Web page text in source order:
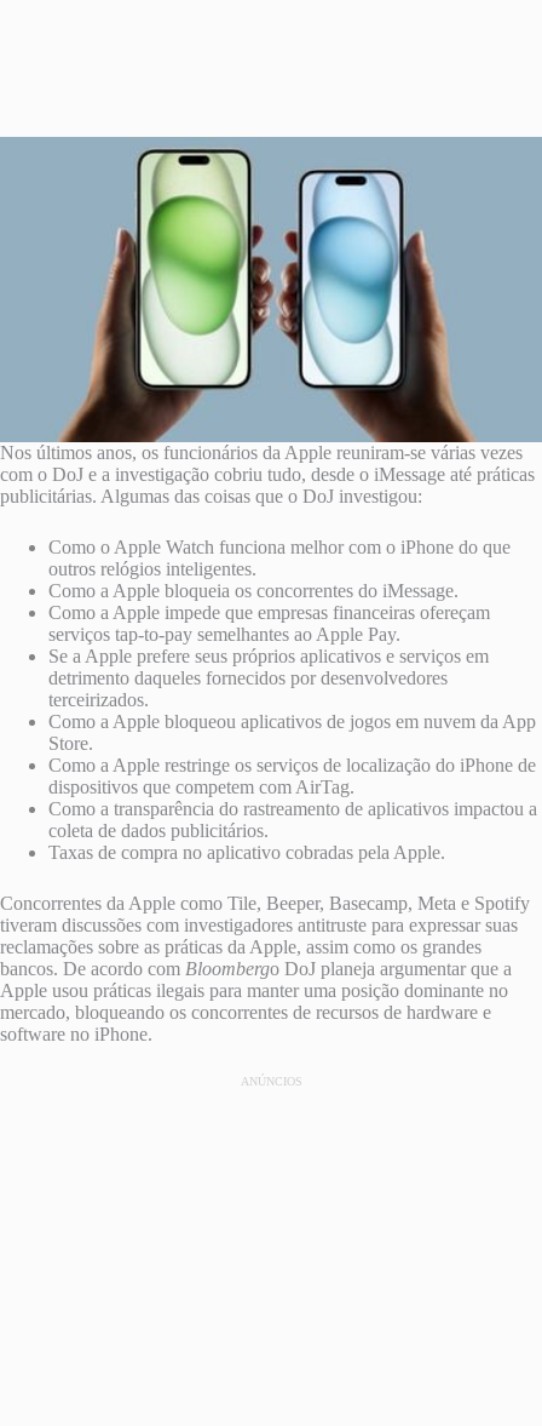
Nos últimos anos, os funcionários da Apple reuniram-se várias vezes
com o DoJ e a investigação cobriu tudo, desde o iMessage até práticas
publicitárias. Algumas das coisas que o DoJ investigou:
Como o Apple Watch funciona melhor com o iPhone do que
outros relógios inteligentes.
Como a Apple bloqueia os concorrentes do iMessage.
Como a Apple impede que empresas financeiras ofereçam
serviços tap-to-pay semelhantes ao Apple Pay.
Se a Apple prefere seus próprios aplicativos e serviços em
detrimento daqueles fornecidos por desenvolvedores
terceirizados.
Como a Apple bloqueou aplicativos de jogos em nuvem da App
Store.
Como a Apple restringe os serviços de localização do ‌‌iPhone‌‌ de
dispositivos que competem com AirTag.
Como a transparência do rastreamento de aplicativos impactou a
coleta de dados publicitários.
Taxas de compra no aplicativo cobradas pela Apple.
Concorrentes da Apple como Tile, Beeper, Basecamp, Meta e Spotify
tiveram discussões com investigadores antitruste para expressar suas
reclamações sobre as práticas da Apple, assim como os grandes
bancos. De acordo com Bloombergo DoJ planeja argumentar que a
Apple usou práticas ilegais para manter uma posição dominante no
mercado, bloqueando os concorrentes de recursos de hardware e
software no ‌iPhone‌.
ANÚNCIOS